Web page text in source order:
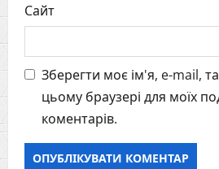
Сайт
Зберегти моє ім'я, e-mail,
цьому браузері для моїх
коментарів.